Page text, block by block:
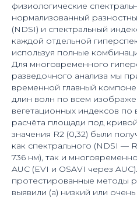
физиологические
нормализованный
(NDSI) и спектральный
каждой отдельной
используя полные
Для многовременного
разведочного анализа мы
временной главный
длин волн по всем
вегетационных индексов
расчёта площади под
значения R2 (0,32) были
как спектрального (NDSI —
736 нм), так и
AUC (EVI и OSAVI через
протестированные методы
выявили (a) низкий или